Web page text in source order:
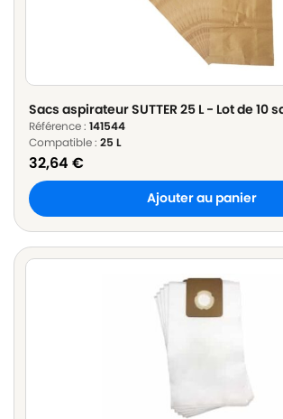
Sacs aspirateur SUTTER 25 L - Lot de 10
Référence : 141544
Compatible : 25 L
32,64 €
Ajouter au panier